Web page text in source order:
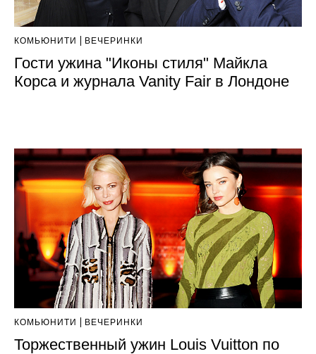
КОМЬЮНИТИ ВЕЧЕРИНКИ
Гости ужина "Иконы стиля" Майкла
Корса и журнала Vanity Fair в Лондоне
КОМЬЮНИТИ ВЕЧЕРИНКИ
Торжественный ужин Louis Vuitton по